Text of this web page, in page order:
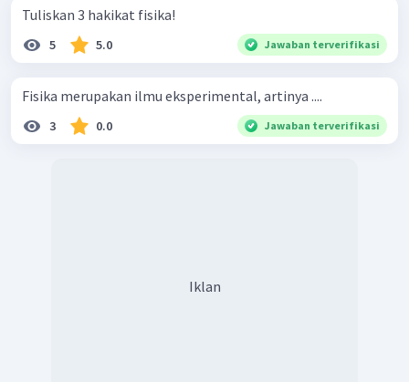
Tuliskan 3 hakikat fisika!
5 5.0 Jawaban terverifikasi
Fisika merupakan ilmu eksperimental, artinya ....
3 0.0 Jawaban terverifikasi
Iklan